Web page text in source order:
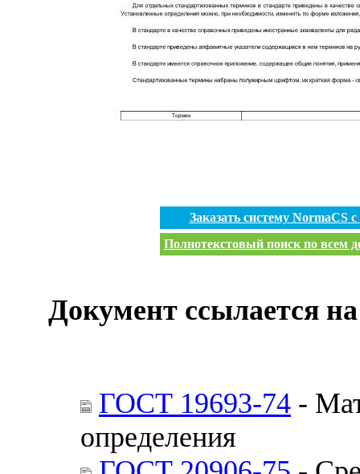
Заказать систему NormaCS
Полнотекстовый поиск по всем
Документ ссылается
ГОСТ 19693-74 -
определения